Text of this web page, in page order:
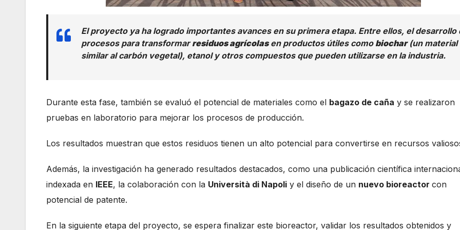
El proyecto ya ha logrado importantes avances en su primera etapa. Entre ellos, el desarrollo
procesos para transformarresiduos agrícolasen productos útiles como biochar(un material
similar al carbón vegetal), etanol y otros compuestos que pueden utilizarse en la industria.
Durante esta fase, también se evaluó el potencial de materiales como el bagazo de caña y se realizaron
pruebas en laboratorio para mejorar los procesos de producción.
Los resultados muestran que estos residuos tienen un alto potencial para convertirse en recursos
Además, la investigación ha generado resultados destacados, como una publicación científica
indexada en IEEE, la colaboración con la Università di Napoli y el diseño de un nuevo bioreactor con
potencial de patente.
En la siguiente etapa del proyecto, se espera finalizar este bioreactor, validar los resultados obtenidos y